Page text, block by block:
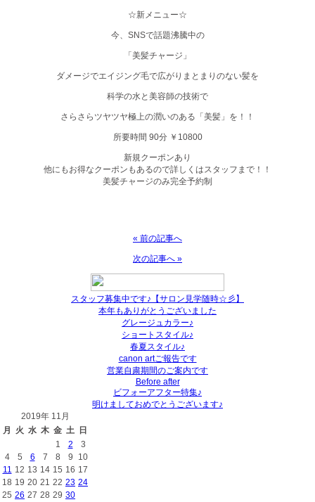
☆新メニュー☆
今、SNSで話題沸騰中の
「美髪チャージ」
ダメージでエイジング毛で広がりまとまりのない髪を
科学の水と美容師の技術で
さらさらツヤツヤ極上の潤いのある「美髪」を！！
所要時間 90分 ￥10800
新規クーポンあり
他にもお得なクーポンもあるので詳しくはスタッフまで！！
美髪チャージのみ完全予約制
« 前の記事へ
次の記事へ »
スタッフ募集中です♪【サロン見学随時☆彡】
本年もありがとうございました
グレージュカラー♪
ショートスタイル♪
春夏スタイル♪
canon artご報告です
営業自粛期間のご案内です
Before after
ビフォーアフター特集♪
明けましておめでとうございます♪
2019年 11月
月
火 水 木 金 土 日
1 2
3
4
5 6 7 8 9
10
11 12 13 14 15 16 17
18 19 20 21 22 23 24
25 26 27 28 29 30